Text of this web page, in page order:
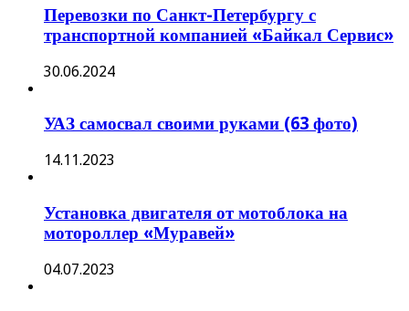
Перевозки по Санкт-Петербургу с
транспортной компанией «Байкал Сервис»
30.06.2024
УАЗ самосвал своими руками (63 фото)
14.11.2023
Установка двигателя от мотоблока на
мотороллер «Муравей»
04.07.2023